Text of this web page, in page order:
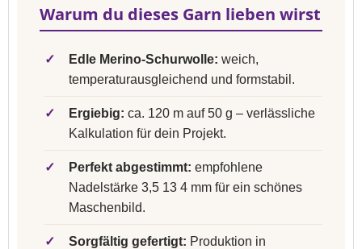
Warum du dieses Garn lieben wirst
✓ Edle Merino-Schurwolle: weich,
temperaturausgleichend und formstabil.
✓ Ergiebig: ca. 120 m auf 50 g – verlässliche
Kalkulation für dein Projekt.
✓ Perfekt abgestimmt: empfohlene
Nadelstärke 3,5 13 4 mm für ein schönes
Maschenbild.
✓ Sorgfältig gefertigt: Produktion in